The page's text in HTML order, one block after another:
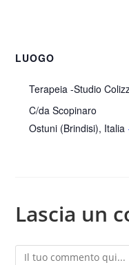
LUOGO
Terapeia -Studio
C/da Scopinaro
Ostuni (Brindisi), Italia
Lascia un